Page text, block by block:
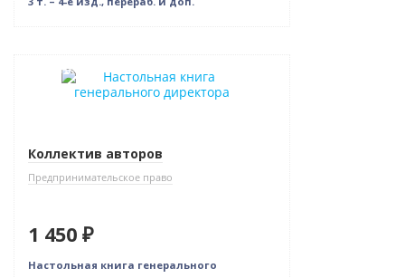
Новинка
Коллектив авторов
Предпринимательское право
1 450 ₽
Настольная книга генерального